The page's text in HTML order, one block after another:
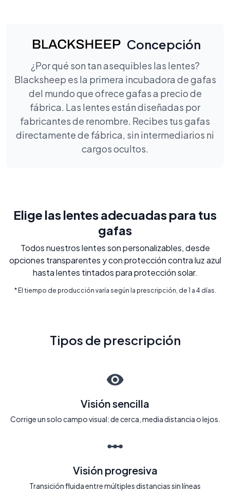
Concepción
¿Por qué son tan asequibles las lentes?
Blacksheep es la primera incubadora de gafas
del mundo que ofrece gafas a precio de
fábrica. Las lentes están diseñadas por
fabricantes de renombre. Recibes tus gafas
directamente de fábrica, sin intermediarios ni
cargos ocultos.
Elige las lentes adecuadas para tus
gafas
Todos nuestros lentes son personalizables, desde
opciones transparentes y con protección contra luz azul
hasta lentes tintados para protección solar.
* El tiempo de producción varía según la prescripción, de 1 a 4 días.
Tipos de prescripción
Visión sencilla
Corrige un solo campo visual: de cerca, media distancia o lejos.
Visión progresiva
Transición fluida entre múltiples distancias sin líneas